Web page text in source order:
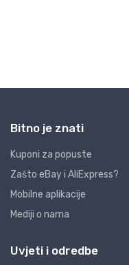
Bitno je znati
Kuponi za popuste
Zašto eBay i AliExpress?
Mobilne aplikacije
Mediji o nama
Uvjeti i odredbe